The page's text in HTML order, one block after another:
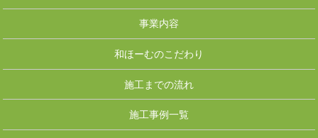
事業内容
和ほーむのこだわり
施工までの流れ
施工事例一覧